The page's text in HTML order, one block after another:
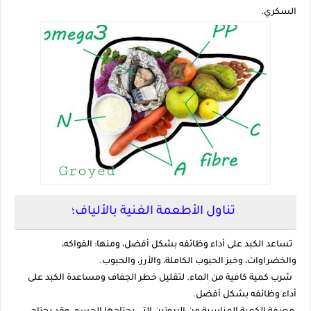
السكري.
تناول الأطعمة الغنية بالألياف؛
تساعد الكبد على أداء وظائفه بشكل أفضل، ومنها: الفواكه،
والخضراوات، وخبز الحبوب الكاملة، والأرز، والحبوب.
شرب كمية كافية من الماء. لتقليل خطر الجفاف ومساعدة الكبد على
أداء وظائفه بشكل أفضل.